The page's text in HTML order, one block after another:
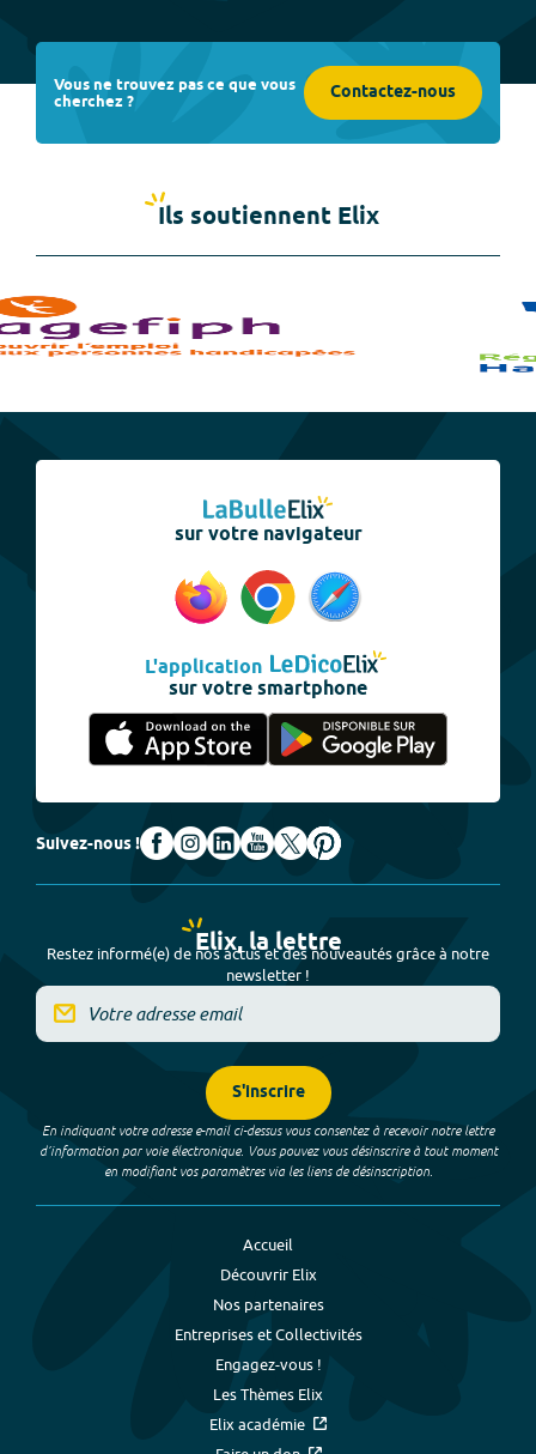
Vous ne trouvez pas ce que vous
cherchez ? Contactez-nous
Ils soutiennent Elix
sur votre navigateur
L'application
sur votre smartphone
Suivez-nous !
Elix, la lettre
Restez informé(e) de nos actus et des nouveautés grâce à notre
newsletter !
S'inscrire
En indiquant votre adresse e-mail ci-dessus vous consentez à recevoir notre lettre
d’information par voie électronique. Vous pouvez vous désinscrire à tout moment
en modifiant vos paramètres via les liens de désinscription.
Accueil
Découvrir Elix
Nos partenaires
Entreprises et Collectivités
Engagez-vous !
Les Thèmes Elix
Elix académie